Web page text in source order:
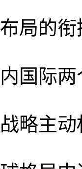
局的
国际
略主